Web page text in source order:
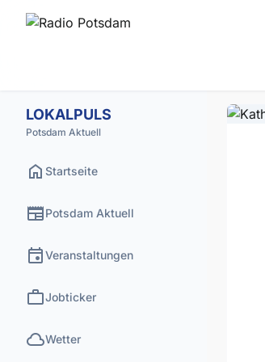
LOKALPULS
Potsdam Aktuell
home Startseite
newspaperPotsdam Aktuell
eventVeranstaltungen
workJobticker
cloudWetter